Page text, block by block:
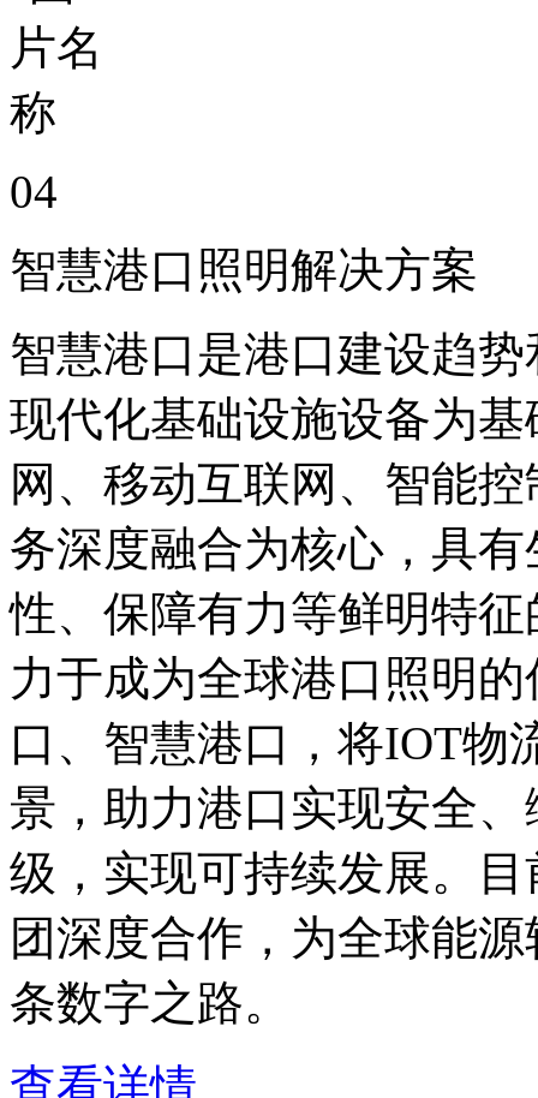
04
智慧港口照明解决方案
智慧港口是港口建设趋
现代化基础设施设备为
网、移动互联网、智能
务深度融合为核心，具
性、保障有力等鲜明特
力于成为全球港口照明
口、智慧港口，将IOT物
景，助力港口实现安全
级，实现可持续发展。
团深度合作，为全球能
条数字之路。
查看详情